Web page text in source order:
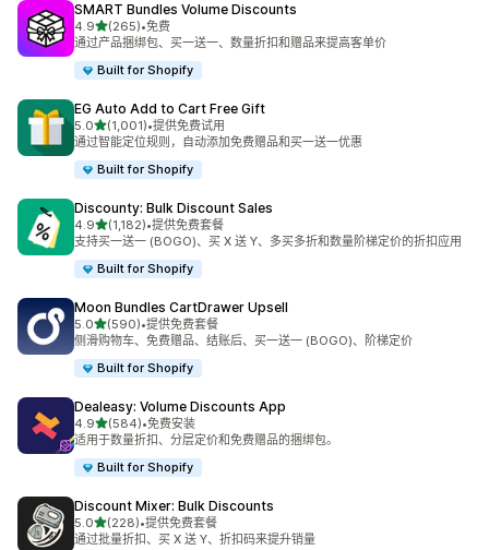
SMART Bundles Volume Discounts
4.9星（满分 5 星）
(265)
总共 265 条评论
•免费
通过产品捆绑包、买一送一、数量折扣和赠品来提高客单价
Built for Shopify
EG Auto Add to Cart Free Gift
5.0星（满分 5 星）
(1,001)
总共 1001 条评论
•提供免费试用
通过智能定位规则，自动添加免费赠品和买一送一优惠
Built for Shopify
Discounty: Bulk Discount Sales
4.9星（满分 5 星）
(1,182)
总共 1182 条评论
•提供免费套餐
支持买一送一 (BOGO)、买 X 送 Y、多买多折和数量阶梯定价的折扣应用
Built for Shopify
Moon Bundles CartDrawer Upsell
5.0星（满分 5 星）
(590)
总共 590 条评论
•提供免费套餐
侧滑购物车、免费赠品、结账后、买一送一 (BOGO)、阶梯定价
Built for Shopify
Dealeasy: Volume Discounts App
4.9星（满分 5 星）
(584)
总共 584 条评论
•免费安装
适用于数量折扣、分层定价和免费赠品的捆绑包。
Built for Shopify
Discount Mixer: Bulk Discounts
5.0星（满分 5 星）
(228)
总共 228 条评论
•提供免费套餐
通过批量折扣、买 X 送 Y、折扣码来提升销量